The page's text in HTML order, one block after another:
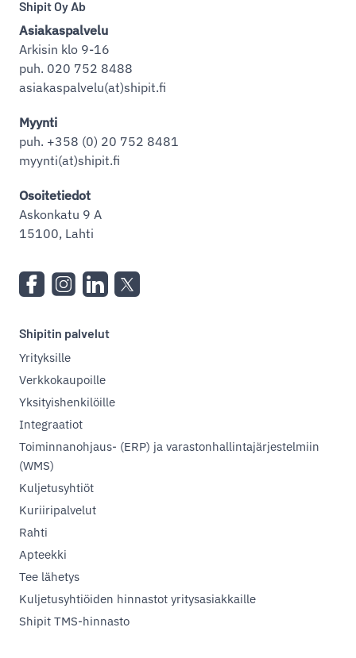
Shipit Oy Ab
Asiakaspalvelu
Arkisin klo 9-16
puh. 020 752 8488
asiakaspalvelu(at)shipit.fi
Myynti
puh. +358 (0) 20 752 8481
myynti(at)shipit.fi
Osoitetiedot
Askonkatu 9 A
15100, Lahti
Shipitin palvelut
Yrityksille
Verkkokaupoille
Yksityishenkilöille
Integraatiot
Toiminnanohjaus- (ERP) ja varastonhallintajärjestelmiin
(WMS)
Kuljetusyhtiöt
Kuriiripalvelut
Rahti
Apteekki
Tee lähetys
Kuljetusyhtiöiden hinnastot yritysasiakkaille
Shipit TMS-hinnasto